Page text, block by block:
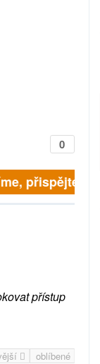
0
přispějte. ➥
přístup
oblíbené